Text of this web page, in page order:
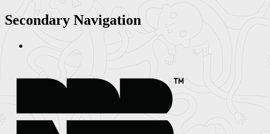
Secondary Navigation